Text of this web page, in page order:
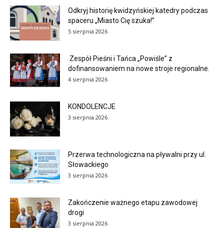
Odkryj historię kwidzyńskiej katedry podczas
spaceru „Miasto Cię szuka!”
5 sierpnia 2026
Zespół Pieśni i Tańca „Powiśle” z
dofinansowaniem na nowe stroje regionalne.
4 sierpnia 2026
KONDOLENCJE
3 sierpnia 2026
Przerwa technologiczna na pływalni przy ul.
Słowackiego
3 sierpnia 2026
Zakończenie ważnego etapu zawodowej
drogi
3 sierpnia 2026